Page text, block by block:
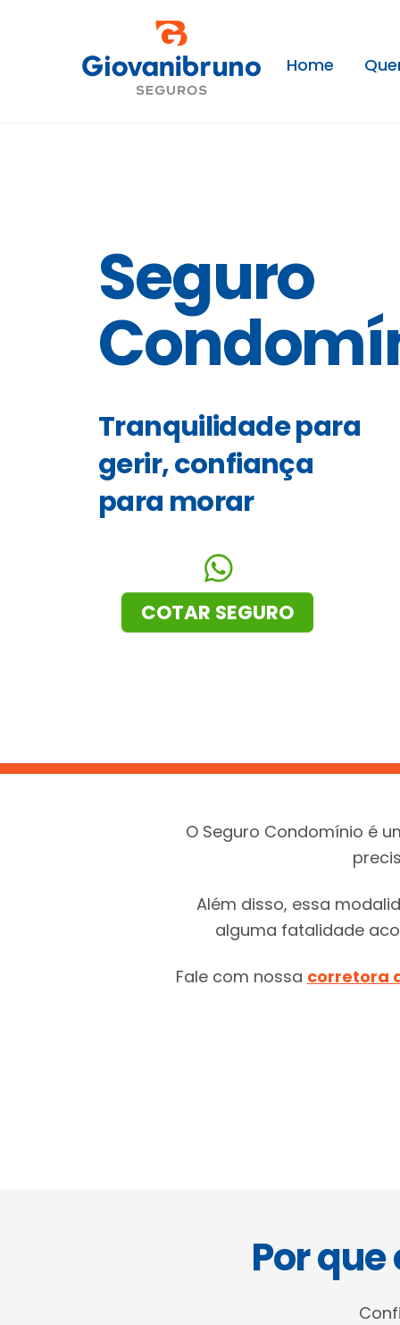
Home
Seguro
Tranquilidade para
gerir, confiança
para morar
COTAR SEGURO
O Seguro Condomínio é
Além disso, essa
alguma fatalidade
Fale com nossa corretora
Por